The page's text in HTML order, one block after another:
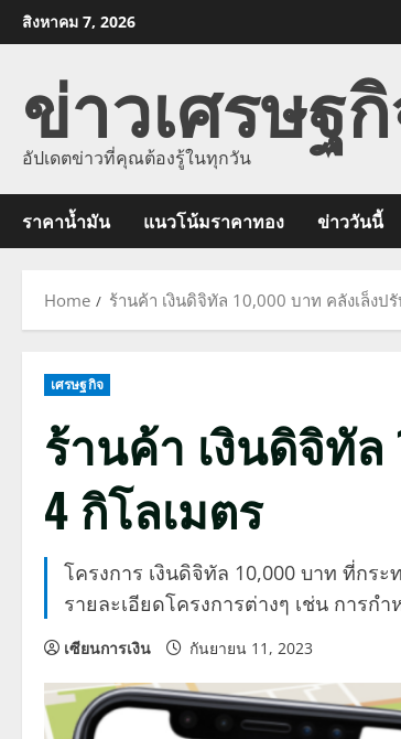
Skip
to
สิงหาคม 7, 2026
ข่าวเศรษฐ
อัปเดตข่าวที่คุณต้องรู้ในทุกวัน
ราคาน้ำมัน แนวโน้มราคาทอง ข่าววันนี้
Home ร้านค้า เงินดิจิทัล 10,000 บาท คลังเล็งป
เศรษฐกิจ
ร้านค้า เงินดิจิทัล
4 กิโลเมตร
โครงการ เงินดิจิทัล 10,000 บาท ที่กร
รายละเอียดโครงการต่างๆ เช่น การก
เซียนการเงิน กันยายน 11, 2023